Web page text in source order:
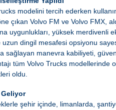
modelini tercih ederken
çıkan Volvo FM ve Volvo FMX,
uygunlukları, yüksek merdivenli
dingil mesafesi opsiyonu
sağlayan manevra kabiliyeti,
tüm Volvo Trucks modellerinde
oldu.
şehir içinde, limanlarda,